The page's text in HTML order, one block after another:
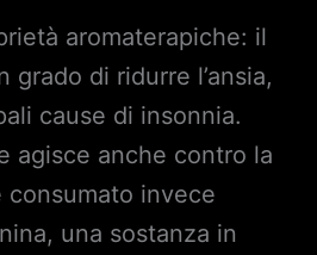
aromaterapiche: il
grado di ridurre l’ansia,
cause di insonnia.
agisce anche contro la
consumato invece
una sostanza in